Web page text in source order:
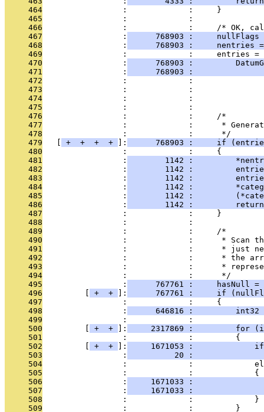
     464
                 :             :     }
     465
                 :             :
     466
:             :     /* OK,
     467
                 :
768903 :     nullFlags
     468
                 :
768903 :     nentries
     469
:             :     entries =
     470
                 :
768903 :
     471
                 :
768903 :
     472
:             :
     473
:             :
     474
:             :
     475
                 :             :
     476
                 :             :     /*
     477
:             :      *
     478
                 :             :      */
     479
+ + + + ]:
768903 :     if
     480
                 :             :     {
     481
                 :
1142 :
     482
                 :
1142 :
     483
                 :
1142 :
     484
                 :
1142 :
     485
                 :
1142 :
     486
                 :
1142 :
     487
                 :             :     }
     488
                 :             :
     489
                 :             :     /*
     490
:             :      * Scan
     491
:             :      * just
     492
:             :      * the
     493
:             :      *
     494
                 :             :      */
     495
                 :
767761 :     hasNull =
     496
+ + ]:
767761 :     if
     497
                 :             :     {
     498
                 :
646816 :         int32
     499
                 :             :
     500
+ + ]:
2317869 :         for
     501
                 :             :         {
     502
+ + ]:
1671053 :
     503
                 :
20 :
     504
:             :
     505
                 :             :             {
     506
                 :
1671033 :
     507
                 :
1671033 :
     508
                 :             :             }
     509
                 :             :         }